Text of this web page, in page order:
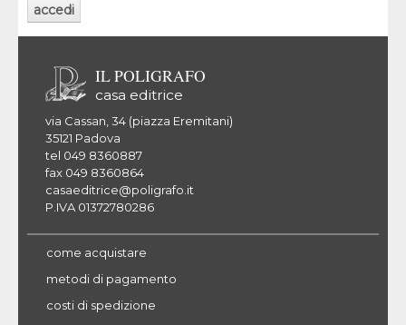
IL POLIGRAFO
casa editrice
via Cassan, 34 (piazza Eremitani)
35121 Padova
tel 049 8360887
fax 049 8360864
casaeditrice@poligrafo.it
P.IVA 01372780286
come acquistare
metodi di pagamento
costi di spedizione